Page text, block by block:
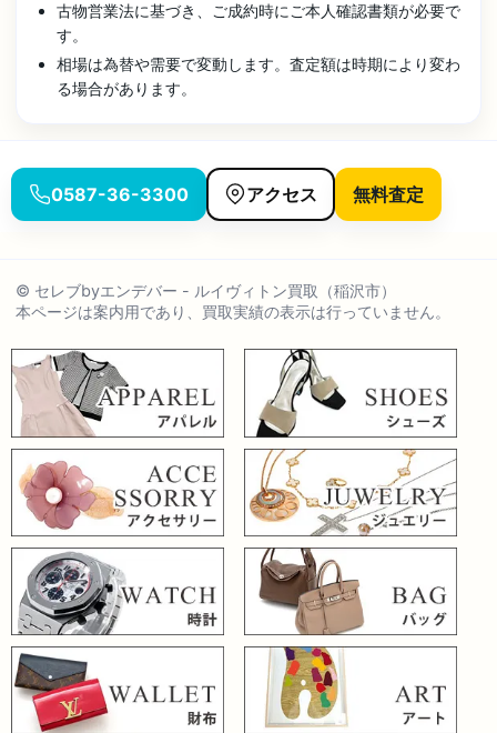
古物営業法に基づき、ご成約時にご本人確認書類が必要で
す。
相場は為替や需要で変動します。査定額は時期により変わ
る場合があります。
0587-36-3300 アクセス 無料査定
© セレブbyエンデバー - ルイヴィトン買取（稲沢市）
本ページは案内用であり、買取実績の表示は行っていません。